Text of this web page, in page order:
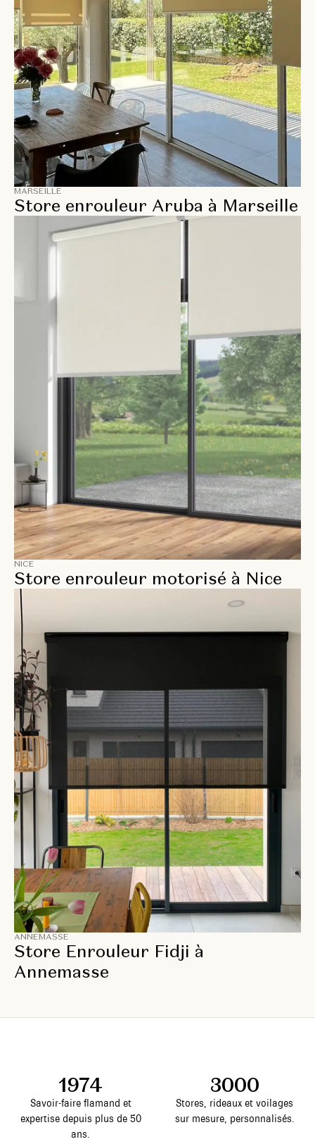
MARSEILLE
Store enrouleur Aruba à Marseille
NICE
Store enrouleur motorisé à Nice
ANNEMASSE
Store Enrouleur Fidji à
Annemasse
1974
Savoir-faire flamand et
expertise depuis plus de 50
ans.
3000
Stores, rideaux et voilages
sur mesure, personnalisés.